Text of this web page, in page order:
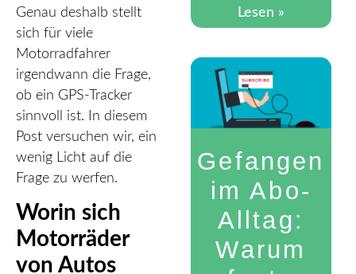
Genau deshalb stellt
sich für viele
Motorradfahrer
irgendwann die Frage,
ob ein GPS-Tracker
sinnvoll ist. In diesem
Post versuchen wir, ein
wenig Licht auf die
Frage zu werfen.
Worin sich
Motorräder
von Autos
Lesen »
Gefangen
im Abo-
Alltag:
Warum